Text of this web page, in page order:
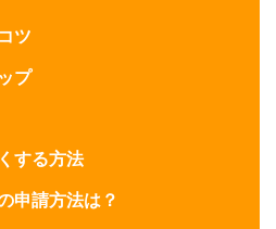
ツ
プ
する方法
申請方法は？